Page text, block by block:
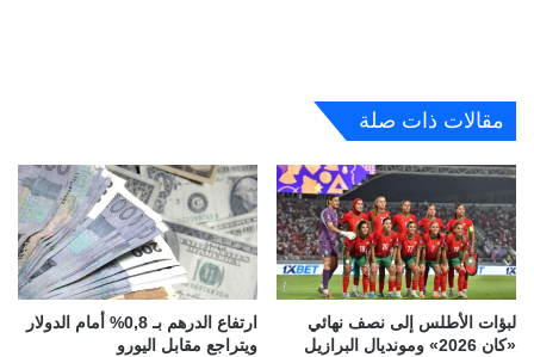
مقالات ذات صلة
لبؤات الأطلس إلى نصف نهائي
«كان 2026» ومونديال البرازيل
ارتفاع الدرهم بـ 0,8% أمام الدولار
ويتراجع مقابل اليورو